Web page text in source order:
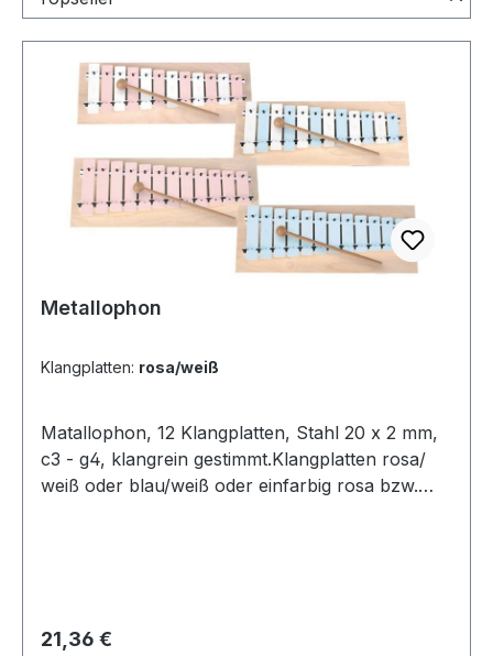
Metallophon
Klangplatten: rosa/weiß
Matallophon, 12 Klangplatten, Stahl 20 x 2 mm,
c3 - g4, klangrein gestimmt.Klangplatten rosa/
weiß oder blau/weiß oder einfarbig rosa bzw.
Regulärer Preis:
21,36 €